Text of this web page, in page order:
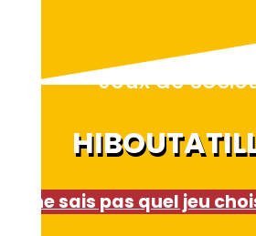
Jeux de
Je ne sais pas quel jeu